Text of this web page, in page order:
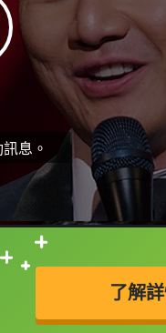
息。
了解
接查字典喔！